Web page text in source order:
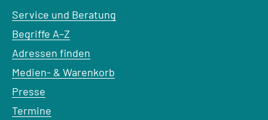
Service und Beratung
Begriffe A–Z
Adressen finden
Medien- & Warenkorb
Presse
Termine